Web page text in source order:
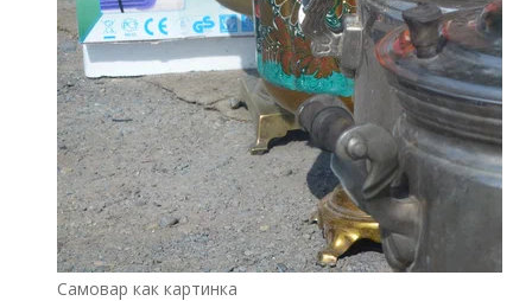
Самовар как картинка